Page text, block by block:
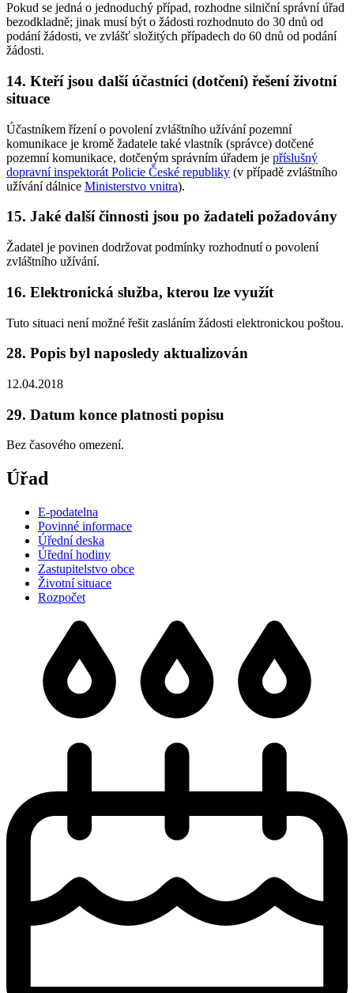
Pokud se jedná o jednoduchý případ, rozhodne silniční správní úřad
bezodkladně; jinak musí být o žádosti rozhodnuto do 30 dnů od
podání žádosti, ve zvlášť složitých případech do 60 dnů od podání
žádosti.
14. Kteří jsou další účastníci (dotčení) řešení životní
situace
Účastníkem řízení o povolení zvláštního užívání pozemní
komunikace je kromě žadatele také vlastník (správce) dotčené
pozemní komunikace, dotčeným správním úřadem je příslušný
dopravní inspektorát Policie České republiky (v případě zvláštního
užívání dálnice Ministerstvo vnitra).
15. Jaké další činnosti jsou po žadateli požadovány
Žadatel je povinen dodržovat podmínky rozhodnutí o povolení
zvláštního užívání.
16. Elektronická služba, kterou lze využít
Tuto situaci není možné řešit zasláním žádosti elektronickou poštou.
28. Popis byl naposledy aktualizován
12.04.2018
29. Datum konce platnosti popisu
Bez časového omezení.
Úřad
E-podatelna
Povinné informace
Úřední deska
Úřední hodiny
Zastupitelstvo obce
Životní situace
Rozpočet